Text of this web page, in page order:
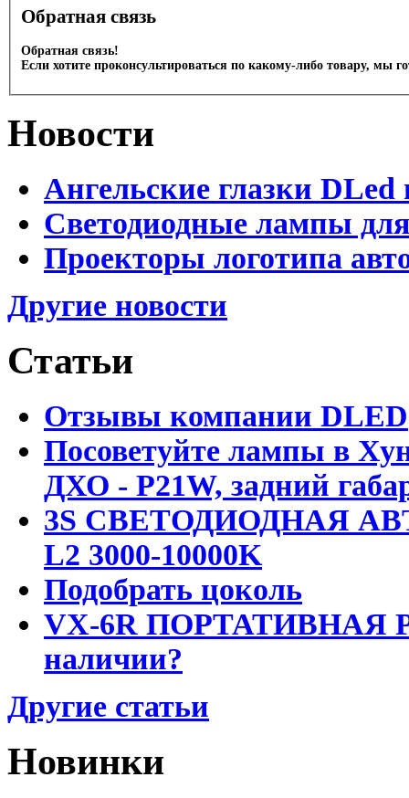
Обратная связь
Обратная связь!
Если хотите проконсультироваться по какому-либо товару, мы
Новости
Ангельские глазки DLed
Светодиодные лампы
Проекторы логотипа
Другие новости
Статьи
Отзывы компании DLED
Посоветуйте лампы в
ДХО - P21W, задний
3S СВЕТОДИОДНАЯ
L2 3000-10000K
Подобрать цоколь
VX-6R ПОРТАТИВНАЯ
наличии?
Другие статьи
Новинки